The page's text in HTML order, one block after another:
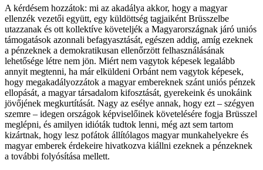
A kérdésem hozzátok: mi az akadálya akkor, hogy a magyar
ellenzék vezetői együtt, egy küldöttség tagjaiként Brüsszelbe
utazzanak és ott kollektíve követeljék a Magyarországnak járó uniós
támogatások azonnali befagyasztását, egészen addig, amíg ezeknek
a pénzeknek a demokratikusan ellenőrzött felhasználásának
lehetősége létre nem jön. Miért nem vagytok képesek legalább
annyit megtenni, ha már elküldeni Orbánt nem vagytok képesek,
hogy megakadályozzátok a magyar embereknek szánt uniós pénzek
ellopását, a magyar társadalom kifosztását, gyerekeink és unokáink
jövőjének megkurtítását. Nagy az esélye annak, hogy ezt – szégyen
szemre – idegen országok képviselőinek követelésére fogja Brüsszel
meglépni, és amilyen idióták tudtok lenni, még azt sem tartom
kizártnak, hogy lesz pofátok állítólagos magyar munkahelyekre és
magyar emberek érdekeire hivatkozva kiállni ezeknek a pénzeknek
a további folyósítása mellett.